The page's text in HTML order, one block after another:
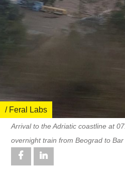
/ Feral Labs
Arrival to the Adriatic coastline at
overnight train from Beograd to Bar